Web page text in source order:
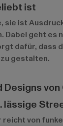
ist
sie ist
geht es
dafür,
gestalten.
von
lässige
reicht von